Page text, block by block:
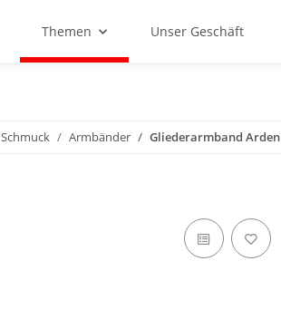
Themen Unser Geschäft
Schmuck Armbänder Gliederarmband Arden